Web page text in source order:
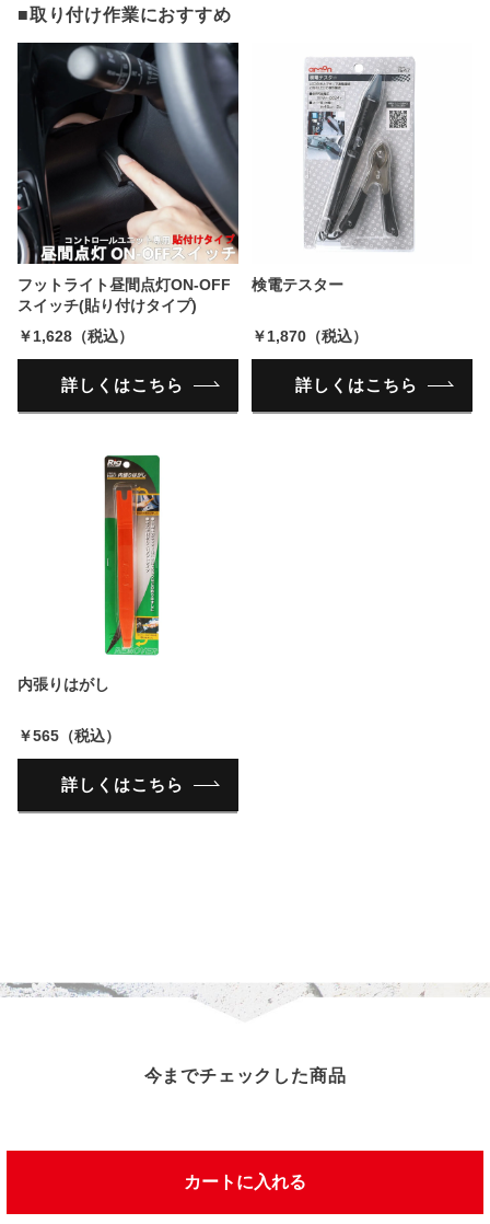
カートに入れる
■取り付け作業におすすめ
フットライト昼間点灯ON-OFF
スイッチ(貼り付けタイプ)
￥1,628（税込）
詳しくはこちら
検電テスター
￥1,870（税込）
詳しくはこちら
内張りはがし
￥565（税込）
詳しくはこちら
今までチェックした商品
この商品を見た人は、こんな商品を見ています